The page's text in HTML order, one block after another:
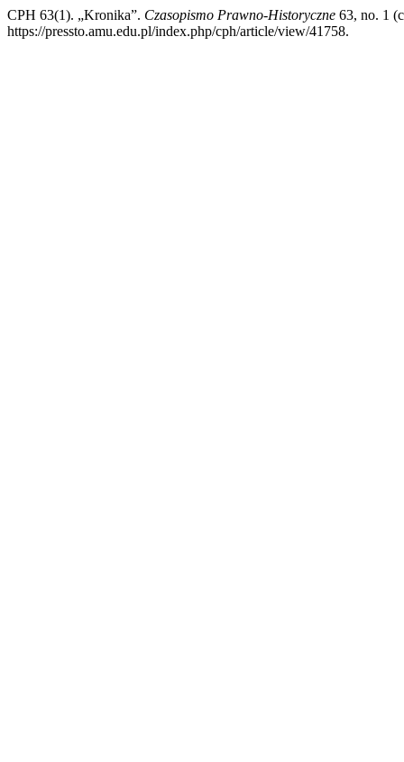
CPH 63(1). „Kronika”. Czasopismo Prawno-Historyczne 63, no. 1
https://pressto.amu.edu.pl/index.php/cph/article/view/41758.